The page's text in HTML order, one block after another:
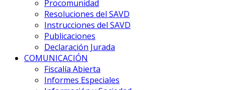
Procomunidad
Resoluciones del SAVD
Instrucciones del SAVD
Publicaciones
Declaración Jurada
COMUNICACIÓN
Fiscalía Abierta
Informes Especiales